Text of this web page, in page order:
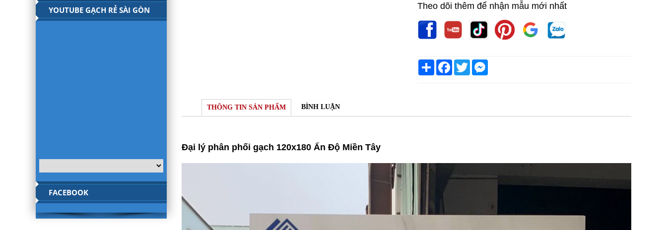
Theo dõi thêm để nhận mẫu mới nhất
ShareFacebook
TwitterMessenger
THÔNG TIN SẢN PHẨM BÌNH LUẬN
Đại lý phân phối gạch 120x180 Ấn Độ Miền Tây
YOUTUBE GẠCH RẺ SÀI GÒN
FACEBOOK